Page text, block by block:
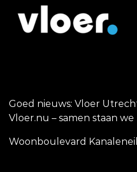
Goed nieuws: Vloer
Vloer.nu – samen staan
Woonboulevard